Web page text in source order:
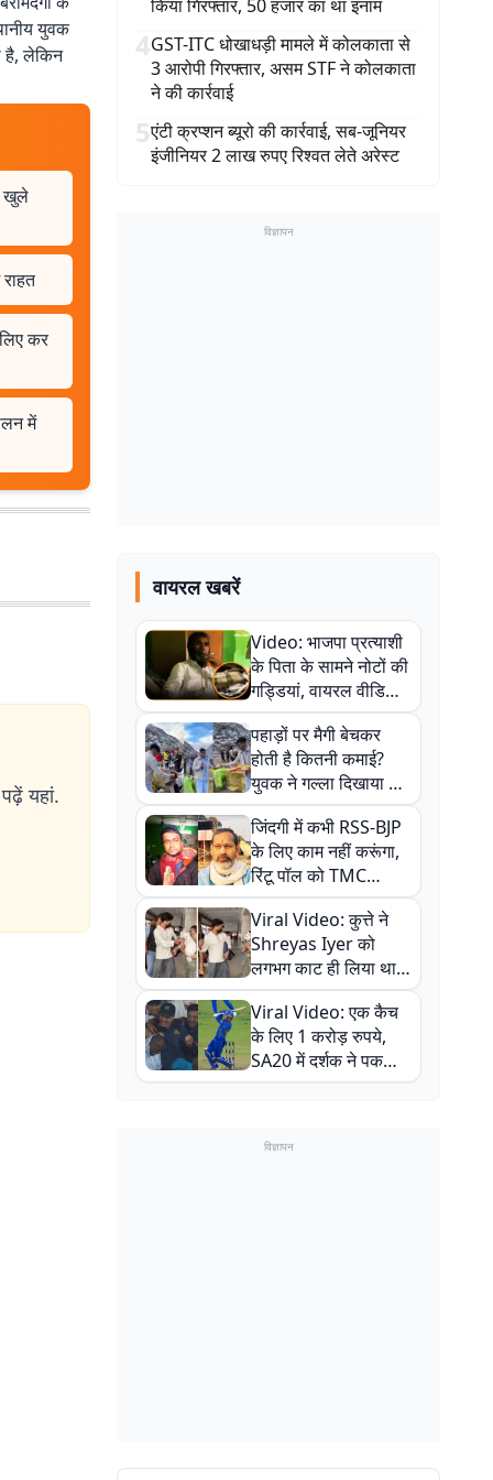
युवक
है, लेकिन
खुले
कर
में
यहां.
किया गिरफ्तार, 50 हजार का था इनाम
4GST-ITC धोखाधड़ी मामले में कोलकाता से
3 आरोपी गिरफ्तार, असम STF ने कोलकाता
ने की कार्रवाई
5एंटी क्रप्शन ब्यूरो की कार्रवाई, सब-जूनियर
इंजीनियर 2 लाख रुपए रिश्वत लेते अरेस्ट
विज्ञापन
वायरल खबरें
Video: भाजपा प्रत्याशी
के पिता के सामने नोटों की
गड्डियां, वायरल वीडियो
से राजनीति में उबाल,
अजित महतो बोले- TMC
की गंदी चाल
पहाड़ों पर मैगी बेचकर
होती है कितनी कमाई?
युवक ने गल्ला दिखाया तो
नौकरी वालों के खड़े हो गए
कान
जिंदगी में कभी RSS-BJP
के लिए काम नहीं करूंगा,
रिंटू पॉल को TMC
ऑफिस में ले जाकर पीटा,
Video वायरल
Viral Video: कुत्ते ने
Shreyas Iyer को
लगभग काट ही लिया था,
न्यूजीलैंड सीरीज से पहले
बाल-बाल बचे
Viral Video: एक कैच
के लिए 1 करोड़ रुपये,
SA20 में दर्शक ने पकड़ा
एक हाथ से गजब का कैच
विज्ञापन